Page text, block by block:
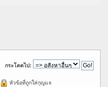
กระโดดไป:
หัวข้อที่ถูกใส่กุญแจ